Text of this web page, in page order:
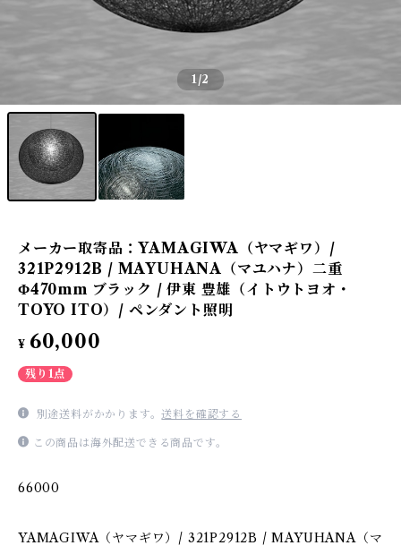
1/2
メーカー取寄品：YAMAGIWA（ヤマギワ）/
321P2912B / MAYUHANA（マユハナ）二重
Φ470mm ブラック / 伊東 豊雄（イトウトヨオ・
TOYO ITO）/ ペンダント照明
¥ 60,000
残り1点
別途送料がかかります。送料を確認する
この商品は海外配送できる商品です。
66000
YAMAGIWA（ヤマギワ）/ 321P2912B / MAYUHANA（マ